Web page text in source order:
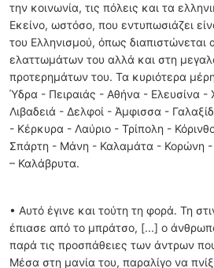
την κοινωνία, τις πόλεις και τα
Εκείνο, ωστόσο, που εντυπωσιάζει
του Ελληνισμού, όπως διαπιστώνεται
ελαττωμάτων του αλλά και στη
προτερημάτων του. Τα κυριότερα
Ύδρα - Πειραιάς - Αθήνα - Ελευσίνα -
Λιβαδειά - Δελφοί - Άμφισσα -
- Κέρκυρα - Λαύριο - Τρίπολη -
Σπάρτη - Μάνη - Καλαμάτα - Κορώνη -
– Καλάβρυτα.
• Αυτό έγινε και τούτη τη φορά. Τη
έπιασε από το μπράτσο, [...] ο
παρά τις προσπάθειες των άντρων
Μέσα στη μανία του, παραλίγο να